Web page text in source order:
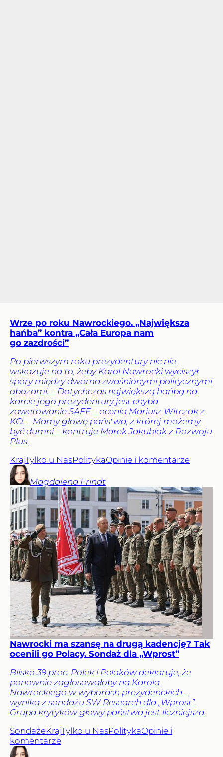
Wrze po roku Nawrockiego. „Największa
hańba” kontra „Cała Europa nam
go zazdrości”
Po pierwszym roku prezydentury nic nie
wskazuje na to, żeby Karol Nawrocki wyciszył
spory między dwoma zwaśnionymi politycznymi
obozami. – Dotychczas największą hańbą na
karcie jego prezydentury jest chyba
zawetowanie SAFE – ocenia Mariusz Witczak z
KO. – Mamy głowę państwa, z której możemy
być dumni – kontruje Marek Jakubiak z Rozwoju
Plus.
KrajTylko u NasPolitykaOpinie i komentarze
Magdalena Frindt
Nawrocki ma szansę na drugą kadencję? Tak
ocenili go Polacy. Sondaż dla „Wprost”
Blisko 39 proc. Polek i Polaków deklaruje, że
ponownie zagłosowałoby na Karola
Nawrockiego w wyborach prezydenckich –
wynika z sondażu SW Research dla „Wprost”.
Grupa krytyków głowy państwa jest liczniejsza.
SondażeKrajTylko u NasPolitykaOpinie i
komentarze